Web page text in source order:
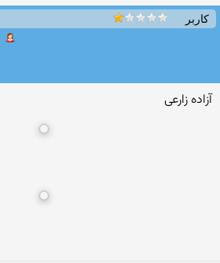
کاربر
آزاده زارعی